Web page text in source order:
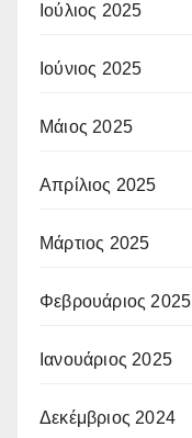
Ιούλιος 2025
Ιούνιος 2025
Μάιος 2025
Απρίλιος 2025
Μάρτιος 2025
Φεβρουάριος 2025
Ιανουάριος 2025
Δεκέμβριος 2024